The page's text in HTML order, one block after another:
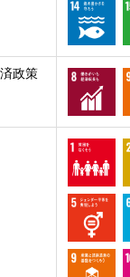
政策